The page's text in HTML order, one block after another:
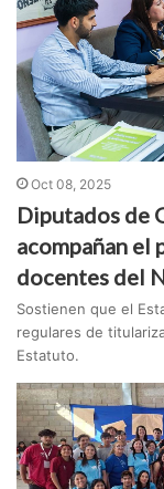
Oct 08, 2025
Diputados de
acompañan
docentes del
Sostienen que el
regulares de
Estatuto.